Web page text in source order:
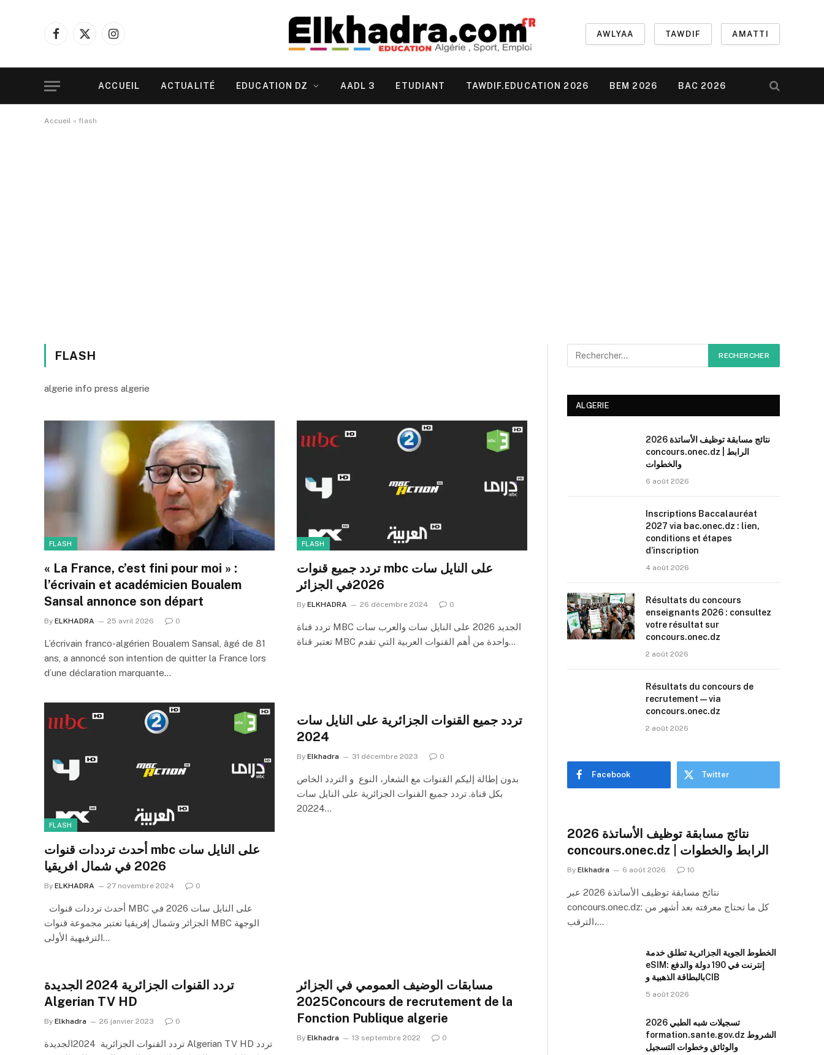
Facebook
X
Instagram
AWLYAA TAWDIF AMATTI
ACCUEIL ACTUALITÉ EDUCATION DZ AADL 3 ETUDIANT TAWDIF.EDUCATION 2026 BEM 2026 BAC 2026
Accueil » flash
FLASH
algerie info press algerie
FLASH
« La France, c’est fini pour moi » :
l’écrivain et académicien Boualem
Sansal annonce son départ
By ELKHADRA 25 avril 2026 0
L’écrivain franco-algérien Boualem Sansal, âgé de 81
ans, a annoncé son intention de quitter la France lors
d’une déclaration marquante…
FLASH
تردد جميع قنوات mbc على النايل سات
2026في الجزائر
By ELKHADRA 26 décembre 2024 0
تردد قناة MBC الجديد 2026 على النايل سات والعرب سات
تعتبر قناة MBC واحدة من أهم القنوات العربية التي تقدم…
FLASH
أحدث ترددات قنوات mbc على النايل سات
2026 في شمال افريقيا
By ELKHADRA 27 novembre 2024 0
الجزائر وشمال إفريقيا تعتبر مجموعة قنوات MBC الوجهة
الترفيهية الأولى…
تردد جميع القنوات الجزائرية على النايل سات
2024
By Elkhadra 31 décembre 2023 0
بدون إطالة إليكم القنوات مع الشعار، النوع و التردد الخاص
بكل قناة. تردد جميع القنوات الجزائرية على النايل سات
20224…
تردد القنوات الجزائرية 2024 الجديدة
Algerian TV HD
By Elkhadra 26 janvier 2023 0
تردد القنوات الجزائرية 2024الجديدة Algerian TV HD تردد
مسابقات الوضيف العمومي في الجزائر
2025Concours de recrutement de la
Fonction Publique algerie
By Elkhadra 13 septembre 2022 0
ALGERIE
نتائج مسابقة توظيف الأساتذة 2026
concours.onec.dz | الرابط
والخطوات
6 août 2026
Inscriptions Baccalauréat
2027 via bac.onec.dz : lien,
conditions et étapes
d’inscription
4 août 2026
Résultats du concours
enseignants 2026 : consultez
votre résultat sur
concours.onec.dz
2 août 2026
Résultats du concours de
recrutement — via
concours.onec.dz
2 août 2026
Facebook Twitter
نتائج مسابقة توظيف الأساتذة 2026
concours.onec.dz | الرابط والخطوات
By Elkhadra 6 août 2026 10
نتائج مسابقة توظيف الأساتذة 2026 عبر
concours.onec.dz: كل ما تحتاج معرفته بعد أشهر من
الترقب،…
الخطوط الجوية الجزائرية تطلق خدمة
eSIM: إنترنت في 190 دولة والدفع
بالبطاقة الذهبية وCIB
5 août 2026
تسجيلات شبه الطبي 2026
formation.sante.gov.dz الشروط
والوثائق وخطوات التسجيل